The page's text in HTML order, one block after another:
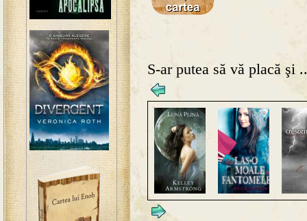
S-ar putea să vă placă şi